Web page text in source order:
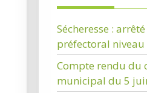
Sécheresse : arrêté
préfectoral niveau
Compte rendu du
municipal du 5